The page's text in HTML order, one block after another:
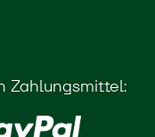
Zahlungsmittel: